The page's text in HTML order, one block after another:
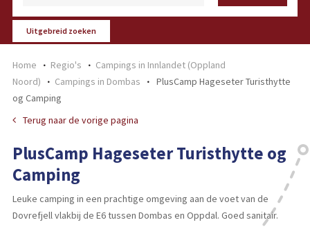
Uitgebreid zoeken
Home Regio's
Campings in Innlandet (Oppland
Noord)
Campings in Dombas
PlusCamp Hageseter Turisthytte
og Camping
Terug naar de vorige pagina
PlusCamp Hageseter Turisthytte og
Camping
Leuke camping in een prachtige omgeving aan de voet van de
Dovrefjell vlakbij de E6 tussen Dombas en Oppdal. Goed sanitair.